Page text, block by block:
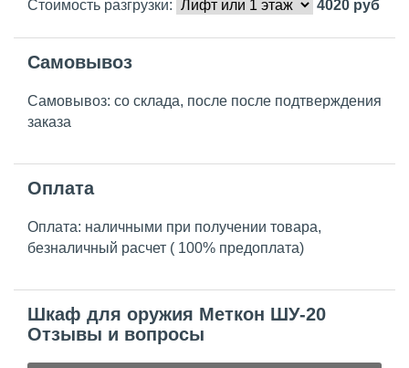
Стоимость разгрузки:
4020 руб
Самовывоз
Самовывоз: со склада, после после подтверждения
заказа
Оплата
Оплата: наличными при получении товара,
безналичный расчет ( 100% предоплата)
Шкаф для оружия Меткон ШУ-20
Отзывы и вопросы